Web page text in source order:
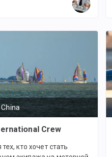
Crew
кто хочет стать